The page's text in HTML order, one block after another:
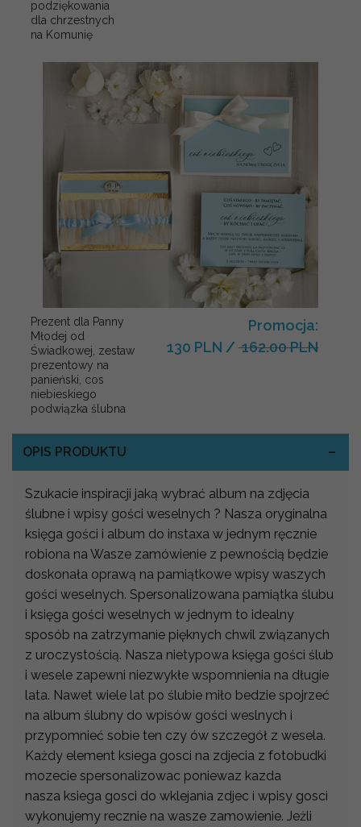
podziękowania
dla chrzestnych
na Komunię
Prezent dla Panny
Młodej od
Świadkowej, zestaw
prezentowy na
panieński, cos
niebieskiego
podwiązka ślubna
Promocja:
130 PLN / 162.00 PLN
OPIS PRODUKTU
Szukacie inspiracji jaką wybrać album na zdjęcia
ślubne i wpisy gości weselnych ? Nasza oryginalna
księga gości i album do instaxa w jednym ręcznie
robiona na Wasze zamówienie z pewnością będzie
doskonała oprawą na pamiątkowe wpisy waszych
gości weselnych. Spersonalizowana pamiątka ślubu
i księga gości weselnych w jednym to idealny
sposób na zatrzymanie pięknych chwil związanych
z uroczystością. Nasza nietypowa księga gości ślub
i wesele zapewni niezwykłe wspomnienia na długie
lata. Nawet wiele lat po ślubie miło bedzie spojrzeć
na album ślubny do wpisów gości weslnych i
przypomnieć sobie ten czy ów szczegół z wesela.
Każdy element ksiega gosci na zdjecia z fotobudki
mozecie spersonalizowac poniewaz kazda
nasza ksiega gosci do wklejania zdjec i wpisy gosci
wykonujemy recznie na wasze zamowienie. Jeżli